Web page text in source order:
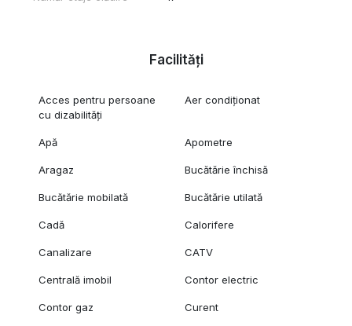
Facilități
Acces pentru persoane
cu dizabilități
Aer condiționat
Apă Apometre
Aragaz Bucătărie închisă
Bucătărie mobilată Bucătărie utilată
Cadă Calorifere
Canalizare CATV
Centrală imobil Contor electric
Contor gaz Curent